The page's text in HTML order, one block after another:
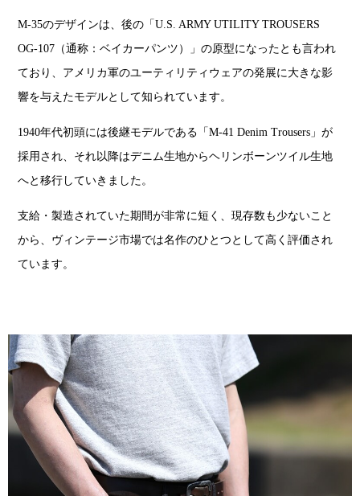
M-35のデザインは、後の「U.S. ARMY UTILITY TROUSERS
OG-107（通称：ベイカーパンツ）」の原型になったとも言われ
ており、アメリカ軍のユーティリティウェアの発展に大きな影
響を与えたモデルとして知られています。
1940年代初頭には後継モデルである「M-41 Denim Trousers」が
採用され、それ以降はデニム生地からヘリンボーンツイル生地
へと移行していきました。
支給・製造されていた期間が非常に短く、現存数も少ないこと
から、ヴィンテージ市場では名作のひとつとして高く評価され
ています。